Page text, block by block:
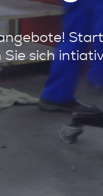
sich